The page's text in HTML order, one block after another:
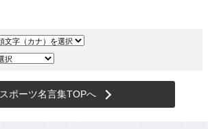
スポーツ名言集TOPへ